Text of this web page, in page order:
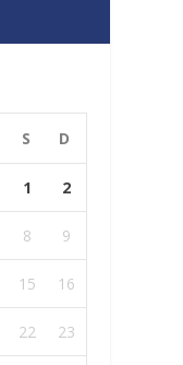
S D
1 2
8 9
15 16
22 23